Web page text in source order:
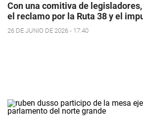
Con una comitiva de
el reclamo por la Ruta 38 y el
26 DE JUNIO DE 2026 - 17:40